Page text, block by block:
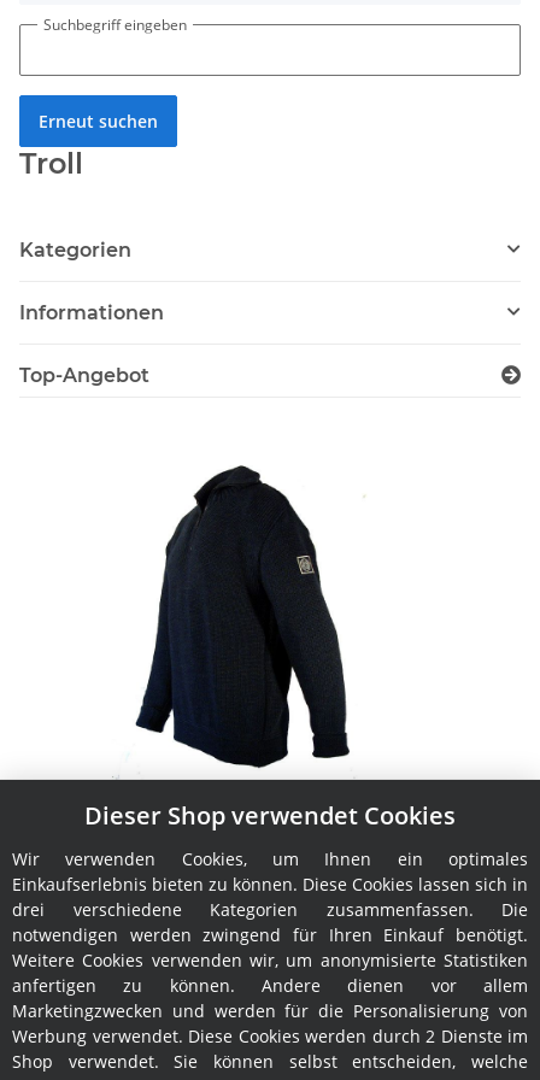
Suchbegriff eingeben
Erneut suchen
Troll
Kategorien
Informationen
Top-Angebot
Troyer Pining & Pothorst Hans BIO
189,00 €*
Dieser Shop verwendet Cookies
Wir verwenden Cookies, um Ihnen ein optimales
Einkaufserlebnis bieten zu können. Diese Cookies lassen sich in
drei verschiedene Kategorien zusammenfassen. Die
notwendigen werden zwingend für Ihren Einkauf benötigt.
Weitere Cookies verwenden wir, um anonymisierte Statistiken
anfertigen zu können. Andere dienen vor allem
Marketingzwecken und werden für die Personalisierung von
Werbung verwendet. Diese Cookies werden durch 2 Dienste im
Shop verwendet. Sie können selbst entscheiden, welche